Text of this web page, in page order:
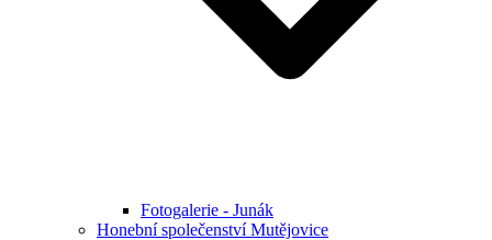
Fotogalerie - Junák
Honební společenství Mutějovice